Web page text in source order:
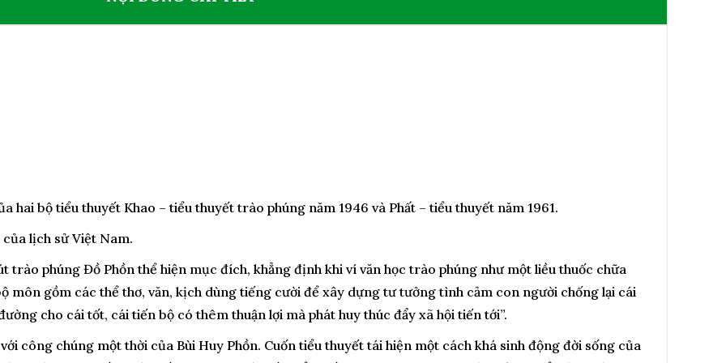
hai bộ tiểu thuyết Khao – tiểu thuyết trào phúng năm 1946 và Phất – tiểu thuyết năm 1961.
lịch sử Việt Nam.
phúng Đồ Phồn thể hiện mục đích, khẳng định khi ví văn học trào phúng như một liều thuốc chữa
môn gồm các thể thơ, văn, kịch dùng tiếng cười để xây dựng tư tưởng tình cảm con người chống lại cái
cho cái tốt, cái tiến bộ có thêm thuận lợi mà phát huy thúc đẩy xã hội tiến tới”.
công chúng một thời của Bùi Huy Phồn. Cuốn tiểu thuyết tái hiện một cách khá sinh động đời sống của